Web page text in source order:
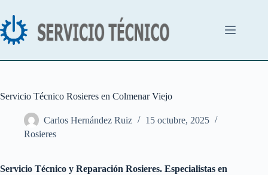
contenido
Servicio Técnico Rosieres en Colmenar Viejo
Carlos Hernández Ruiz
15 octubre, 2025
Rosieres
Servicio Técnico y Reparación Rosieres. Especialistas en